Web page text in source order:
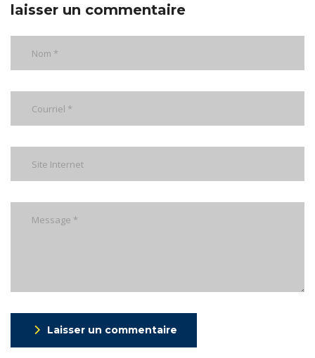
laisser un commentaire
Laisser un commentaire